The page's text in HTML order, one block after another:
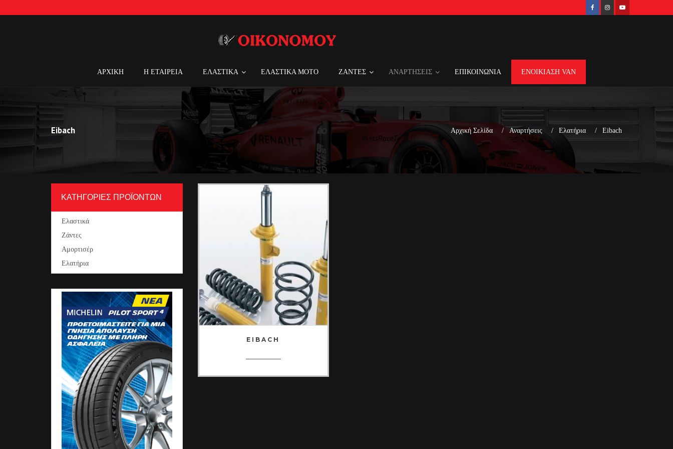
ΑΡΧΙΚΗ Η ΕΤΑΙΡΕΙΑ ΕΛΑΣΤΙΚΑ ΕΛΑΣΤΙΚΑ MOTO ΖΑΝΤΕΣ ΑΝΑΡΤΗΣΕΙΣ ΕΠΙΚΟΙΝΩΝΙΑ ΕΝΟΙΚΙΑΣΗ VAN
Eibach Αρχική Σελίδα Αναρτήσεις Ελατήρια Eibach
EIBACH
ΚΑΤΗΓΟΡΙΕΣ ΠΡΟΪΟΝΤΩΝ
Ελαστικά
Ζάντες
Αμορτισέρ
Ελατήρια